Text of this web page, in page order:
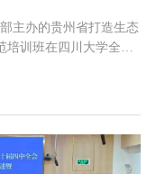
主办的贵州省打造生态
训班在四川大学全国
关于生态文明建设的
《深入...